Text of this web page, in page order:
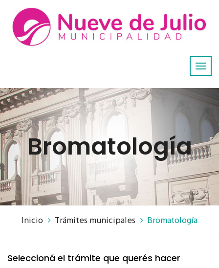
Bromatología
Inicio Trámites municipales Bromatología
Seleccioná el trámite que querés hacer